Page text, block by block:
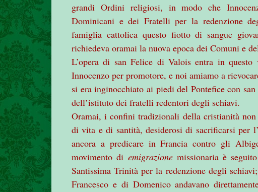
grandi Ordini religiosi, in modo che
Dominicani e dei Fratelli per la redenzione
famiglia cattolica questo fiotto di sangue
richiedeva oramai la nuova epoca dei Comuni e
L’opera di san Felice di Valois entra in
Innocenzo per promotore, e noi amiamo a
si era inginocchiato ai piedi del Pontefice con
dell’istituto dei fratelli redentori degli schiavi.
Oramai, i confini tradizionali della cristianità
di vita e di santità, desiderosi di sacrificarsi per
ancora a predicare in Francia contro gli
movimento di emigrazione missionaria è
Santissima Trinità per la redenzione degli
Francesco e di Domenico andavano